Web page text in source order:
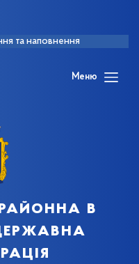
та наповнення
Меню
в